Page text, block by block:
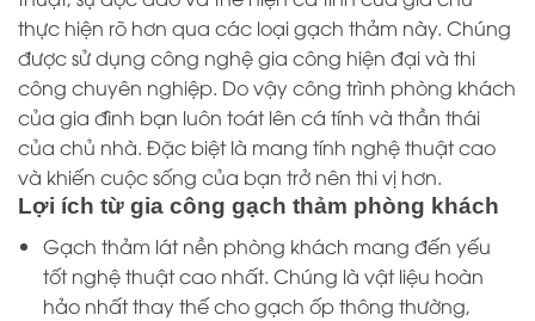
thực hiện rõ hơn qua các loại gạch thảm này. Chúng
được sử dụng công nghệ gia công hiện đại và thi
công chuyên nghiệp. Do vậy công trình phòng khách
của gia đình bạn luôn toát lên cá tính và thần thái
của chủ nhà. Đặc biệt là mang tính nghệ thuật cao
và khiến cuộc sống của bạn trở nên thi vị hơn.
Lợi ích từ gia công gạch thảm phòng khách
Gạch thảm lát nền phòng khách mang đến yếu
tốt nghệ thuật cao nhất. Chúng là vật liệu hoàn
hảo nhất thay thế cho gạch ốp thông thường,